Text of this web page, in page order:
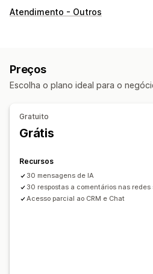
Mensagens em tempo real
Insights sobre os clientes
Recuperação de carrinho
Verificação de pagamento em
Recomendações de produtos
Solicitações de avaliação
Atualizações de pedidos
Cross-
Atendimento - Outros
Preços
Escolha o plano ideal para o
Gratuito
Grátis
Recursos
30 mensagens de IA
30 respostas a comentários nas redes
Acesso parcial ao CRM e Chat